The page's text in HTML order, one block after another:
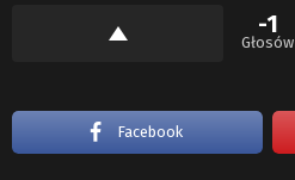
-1
Głosów
Facebook